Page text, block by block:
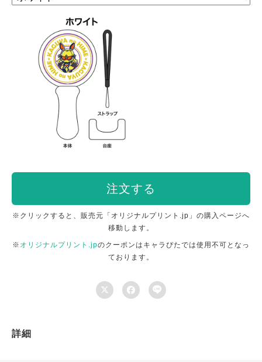
注文する
※クリックすると、販売元「オリジナルプリント.jp」の購入ページへ
移動します。
※ オリジナルプリント.jpのクーポンはキャラぴたでは使用不可となっ
ております。
  
詳細